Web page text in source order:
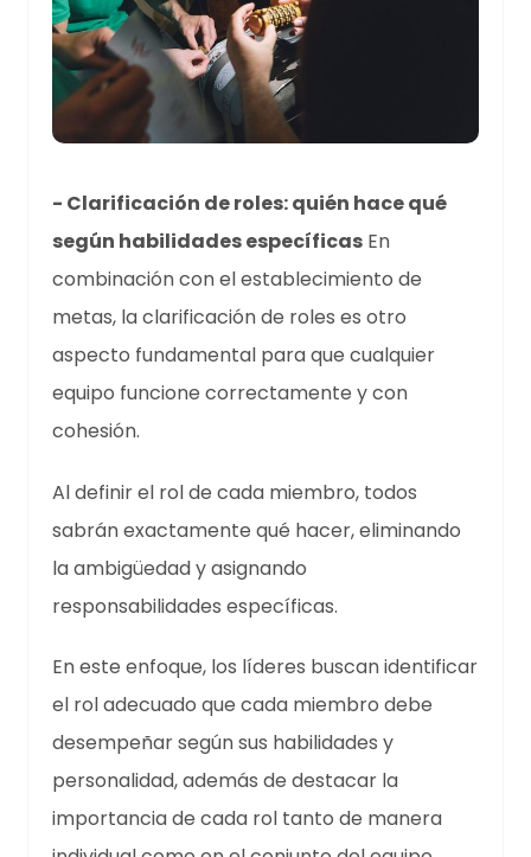
- Clarificación de roles: quién hace qué
según habilidades específicas En
combinación con el establecimiento de
metas, la clarificación de roles es otro
aspecto fundamental para que cualquier
equipo funcione correctamente y con
cohesión.
Al definir el rol de cada miembro, todos
sabrán exactamente qué hacer, eliminando
la ambigüedad y asignando
responsabilidades específicas.
En este enfoque, los líderes buscan identificar
el rol adecuado que cada miembro debe
desempeñar según sus habilidades y
personalidad, además de destacar la
importancia de cada rol tanto de manera